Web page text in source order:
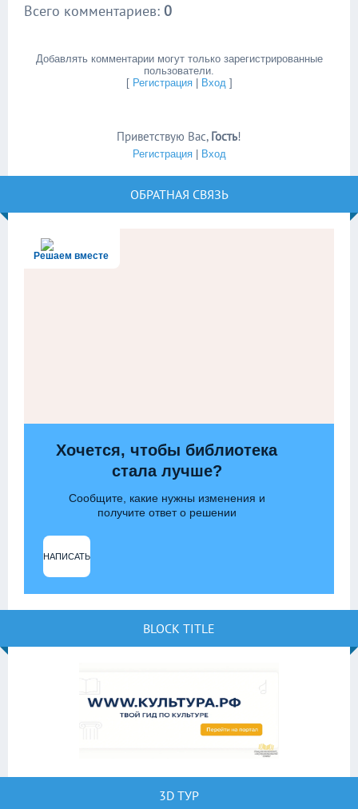
Всего комментариев: 0
Добавлять комментарии могут только зарегистрированные
пользователи.
[ Регистрация| Вход]
Приветствую Вас, Гость!
Регистрация| Вход
ОБРАТНАЯ СВЯЗЬ
Решаем вместе
Хочется, чтобы библиотека
стала лучше?
Сообщите, какие нужны изменения и
получите ответ о решении
НАПИСАТЬ
BLOCK TITLE
3D ТУР